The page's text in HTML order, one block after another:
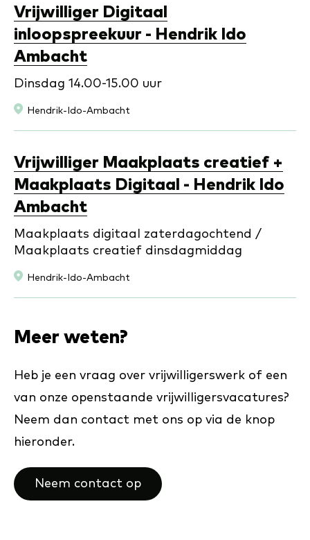
Vrijwilliger Digitaal
inloopspreekuur - Hendrik Ido
Ambacht
Dinsdag 14.00-15.00 uur
Locatie:
Hendrik-Ido-Ambacht
Vrijwilliger Maakplaats creatief +
Maakplaats Digitaal - Hendrik Ido
Ambacht
Maakplaats digitaal zaterdagochtend /
Maakplaats creatief dinsdagmiddag
Locatie:
Hendrik-Ido-Ambacht
Meer weten?
Heb je een vraag over vrijwilligerswerk of een
van onze openstaande vrijwilligersvacatures?
Neem dan contact met ons op via de knop
hieronder.
Neem contact op